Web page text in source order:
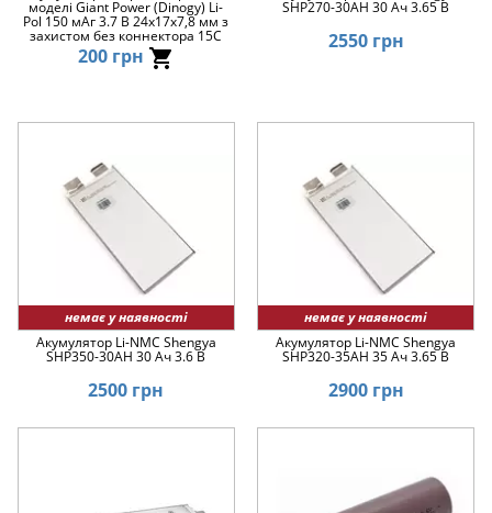
моделі Giant Power (Dinogy) Li-
Pol 150 мАг 3.7 В 24x17x7,8 мм з
захистом без коннектора 15C
200 грн
SHP270-30AH 30 Ач 3.65 В
2550 грн
немає у наявності
Акумулятор Li-NMC Shengya
SHP350-30AH 30 Ач 3.6 В
2500 грн
немає у наявності
Акумулятор Li-NMC Shengya
SHP320-35AH 35 Ач 3.65 В
2900 грн